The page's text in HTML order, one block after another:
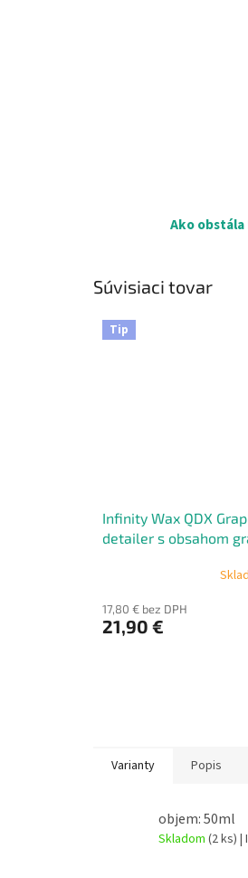
Ako obstála
Súvisiaci tovar
Tip
Infinity Wax QDX
detailer s obsahom
17,80 € bez DPH
21,90 €
Varianty Popis
objem: 50ml
Skladom (2 ks) |